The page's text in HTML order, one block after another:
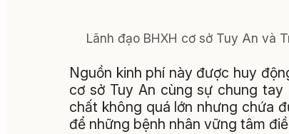
Lãnh đạo BHXH cơ sở Tuy An và
Nguồn kinh phí này được huy
cơ sở Tuy An cùng sự chung
chất không quá lớn nhưng chứa
để những bệnh nhân vững tâm